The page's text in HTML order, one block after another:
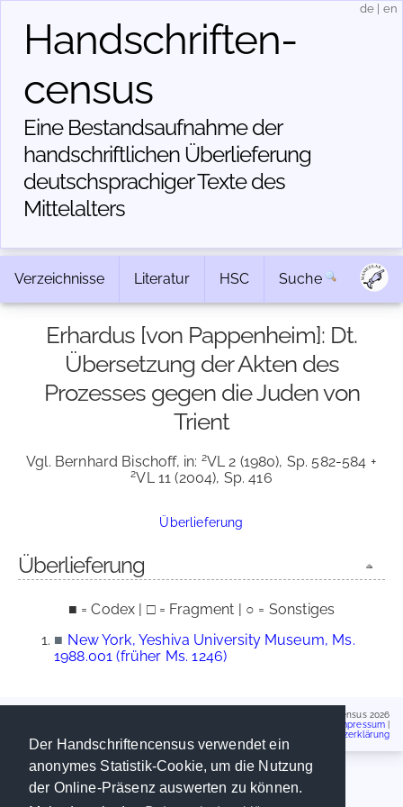
Der Handschriftencensus verwendet ein
anonymes Statistik-Cookie, um die Nutzung
der Online-Präsenz auswerten zu können.
Handschriften­
census
Eine Bestandsaufnahme der
handschriftlichen Über­lieferung
deutschsprachiger Texte des
Mittelalters
de en
Verzeichnisse Literatur HSC Suche
Erhardus [von Pappenheim]: Dt.
Übersetzung der Akten des
Prozesses gegen die Juden von
Trient
Vgl. Bernhard Bischoff, in: 2VL 2 (1980), Sp. 582-584 +
2VL 11 (2004), Sp. 416
Überlieferung
Überlieferung
■ = Codex | □ = Fragment | ○ = Sonstiges
■ New York, Yeshiva University Museum, Ms.
1988.001 (früher Ms. 1246)
Handschriftencensus 2026
Impressum
Datenschutzerklärung